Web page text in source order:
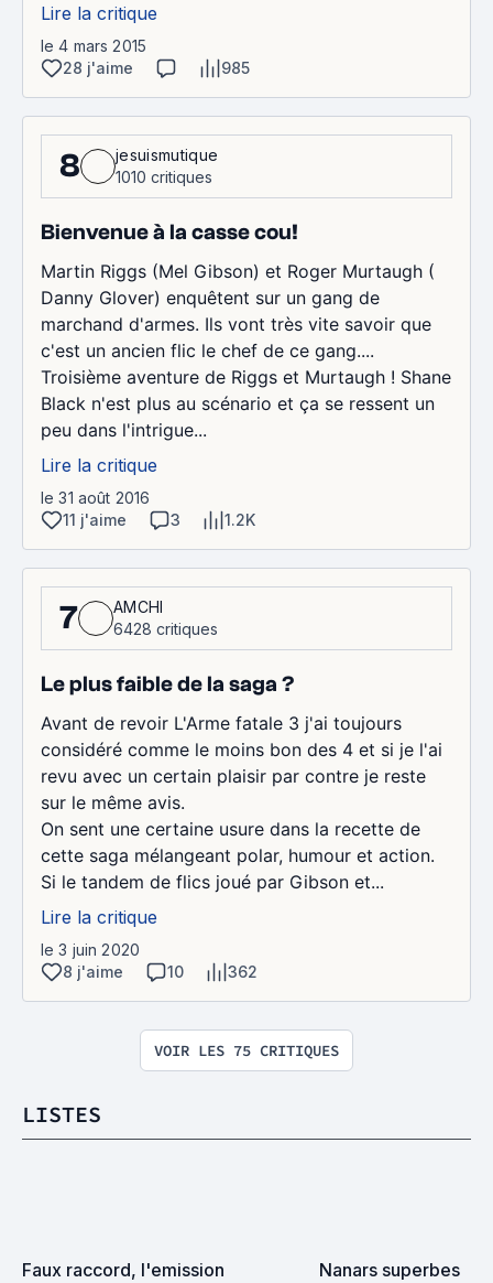
Lire la critique
le 4 mars 2015
28 j'aime
985
8
jesuismutique
1010 critiques
Bienvenue à la casse cou!
Martin Riggs (Mel Gibson) et Roger Murtaugh (
Danny Glover) enquêtent sur un gang de
marchand d'armes. Ils vont très vite savoir que
c'est un ancien flic le chef de ce gang....
Troisième aventure de Riggs et Murtaugh ! Shane
Black n'est plus au scénario et ça se ressent un
peu dans l'intrigue...
Lire la critique
le 31 août 2016
11 j'aime
3 1.2K
7
AMCHI
6428 critiques
Le plus faible de la saga ?
Avant de revoir L'Arme fatale 3 j'ai toujours
considéré comme le moins bon des 4 et si je l'ai
revu avec un certain plaisir par contre je reste
sur le même avis.
On sent une certaine usure dans la recette de
cette saga mélangeant polar, humour et action.
Si le tandem de flics joué par Gibson et...
Lire la critique
le 3 juin 2020
8 j'aime
10 362
VOIR LES 75 CRITIQUES
LISTES
Faux raccord, l'emission
Nanars superbes